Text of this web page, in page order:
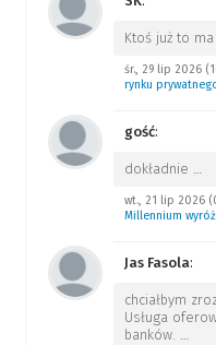
Ktoś już to
śr., 29 lip 2026
rynku
gość:
dokładnie …
wt., 21 lip 2026
Millennium
Jas Fasola:
chciałbym
Usługa
banków. …